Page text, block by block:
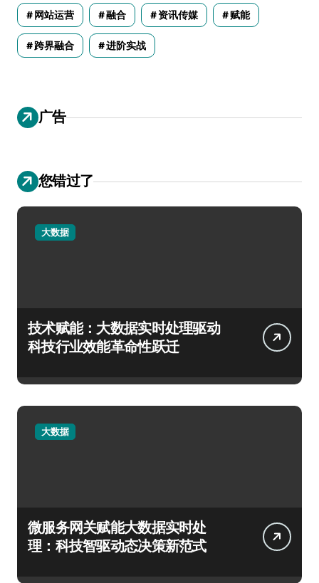
网站运营 融合 资讯传媒 赋能
跨界融合 进阶实战
广告
您错过了
大数据
技术赋能：大数据实时处理驱动
科技行业效能革命性跃迁
大数据
微服务网关赋能大数据实时处
理：科技智驱动态决策新范式